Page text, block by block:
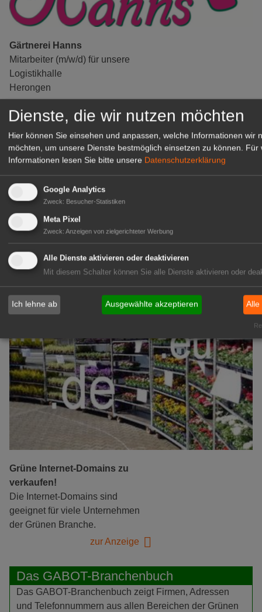
Gärtnerei Hanns
Mitarbeiter (m/w/d) für unsere
Logistikhalle
Herongen
GABOT Immobilienangebote
1A-Lage, ihre Chance in der
grünen Branche
Repräsentative Immobilie für
IHREN Betrieb!
zur Anzeige
GABOT Marktplatz
Grüne Internet-Domains zu
verkaufen!
Die Internet-Domains sind
geeignet für viele Unternehmen
der Grünen Branche.
zur Anzeige
Das GABOT-Branchenbuch
Das GABOT-Branchenbuch zeigt Firmen, Adressen
und Telefonnummern aus allen Bereichen der Grünen
Dienste, die wir nutzen möchten
Hier können Sie einsehen und anpassen, welche Informationen wir
möchten, um unsere Dienste bestmöglich einsetzen zu können. Für
Informationen lesen Sie bitte unsere Datenschutzerklärung
Google Analytics
Zweck: Besucher-Statistiken
Meta Pixel
Zweck: Anzeigen von zielgerichteter Werbung
Alle Dienste aktivieren oder deaktivieren
Mit diesem Schalter können Sie alle Dienste aktivieren oder
Ich lehne ab Ausgewählte akzeptieren Alle